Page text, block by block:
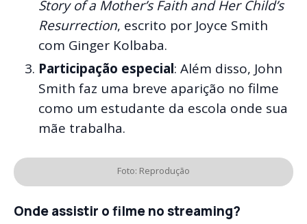
Story of a Mother’s Faith and Her Child’s
Resurrection, escrito por Joyce Smith
com Ginger Kolbaba.
Participação especial: Além disso, John
Smith faz uma breve aparição no filme
como um estudante da escola onde sua
mãe trabalha.
Foto: Reprodução
Onde assistir o filme no streaming?